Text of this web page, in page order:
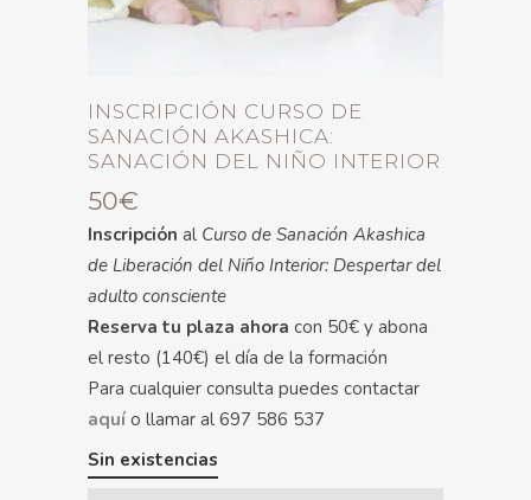
INSCRIPCIÓN CURSO DE
SANACIÓN AKASHICA:
SANACIÓN DEL NIÑO INTERIOR
50€
Inscripción al Curso de Sanación Akashica
de Liberación del Niño Interior: Despertar del
adulto consciente
Reserva tu plaza ahora con 50€ y abona
el resto (140€) el día de la formación
Para cualquier consulta puedes contactar
aquí o llamar al 697 586 537
Sin existencias